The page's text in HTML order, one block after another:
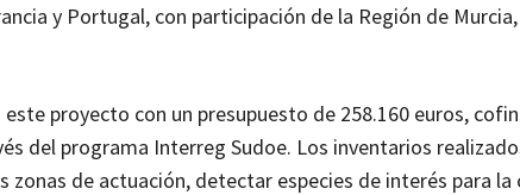
y Portugal, con participación de la Región de
proyecto con un presupuesto de 258.160 euros,
del programa Interreg Sudoe. Los inventarios
zonas de actuación, detectar especies de interés para